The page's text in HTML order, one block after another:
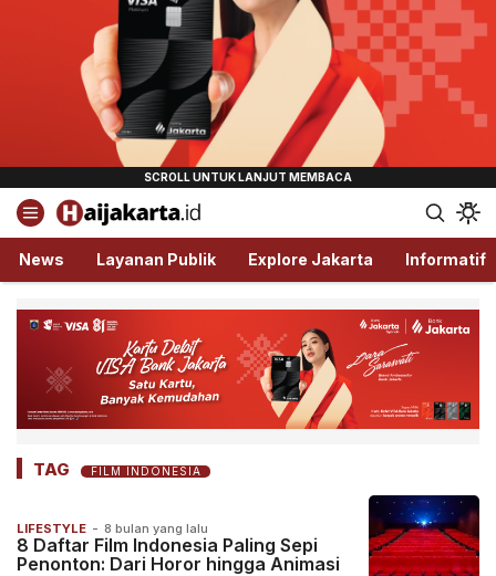
Haijakarta.id
Semua Tentang Jakarta Ada Disini!
News Layanan Publik Explore Jakarta Informatif
TAG FILM INDONESIA
LIFESTYLE - 8 bulan yang lalu
8 Daftar Film Indonesia Paling Sepi
Penonton: Dari Horor hingga Animasi